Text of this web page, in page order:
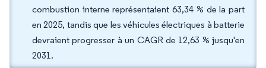
combustion interne représentaient 63,34 % de la part
en 2025, tandis que les véhicules électriques à batterie
devraient progresser à un CAGR de 12,63 % jusqu'en
2031.